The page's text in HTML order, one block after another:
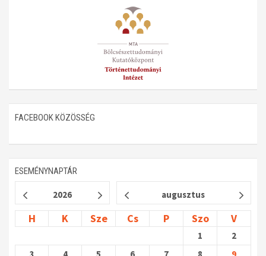
FACEBOOK KÖZÖSSÉG
ESEMÉNYNAPTÁR
2026 augusztus
H K Sze Cs P Szo V
1
2